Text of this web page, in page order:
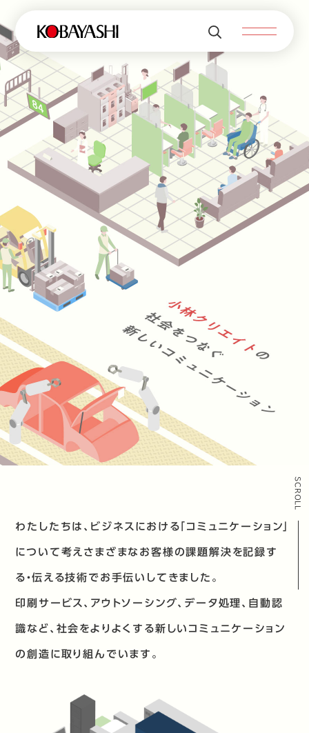
SCROLL
わたしたちは、ビジネスにおける「コミュニケーション」
について考え さまざまなお客様の課題解決を記録す
る・伝える技術でお手伝いしてきました。
印刷サービス、アウトソーシング、データ処理、自動認
識など、 社会をよりよくする新しいコミュニケーション
の創造に取り組んでいます。